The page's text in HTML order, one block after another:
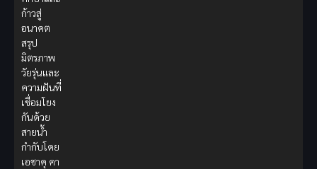
ก้าวสู่
อนาคต
สรุป
มิตรภาพ
วัยรุ่นและ
ความฝันที่
เชื่อมโยง
กันด้วย
สายน้ำ
กำกับโดย
เอซาคุ คา